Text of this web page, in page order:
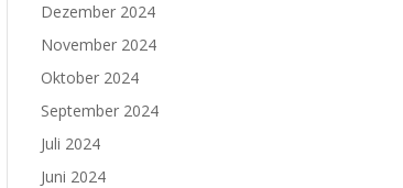
Dezember 2024
November 2024
Oktober 2024
September 2024
Juli 2024
Juni 2024